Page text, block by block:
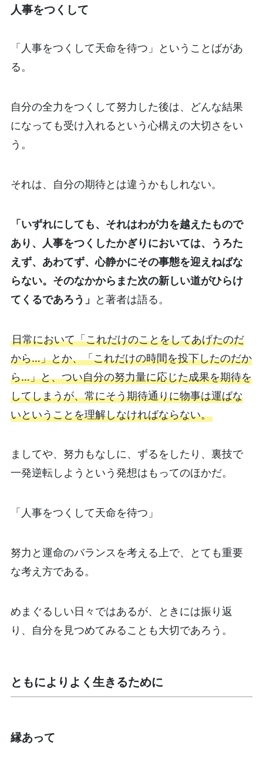
人事をつくして
「人事をつくして天命を待つ」ということばがあ
る。
自分の全力をつくして努力した後は、どんな結果
になっても受け入れるという心構えの大切さをい
う。
それは、自分の期待とは違うかもしれない。
「いずれにしても、それはわが力を越えたもので
あり、人事をつくしたかぎりにおいては、うろた
えず、あわてず、心静かにその事態を迎えねばな
らない。そのなかからまた次の新しい道がひらけ
てくるであろう」
と著者は語る。
日常において「これだけのことをしてあげたのだ
から…」とか、「これだけの時間を投下したのだか
ら…」と、つい自分の努力量に応じた成果を期待を
してしまうが、常にそう期待通りに物事は運ばな
いということを理解しなければならない。
ましてや、努力もなしに、ずるをしたり、裏技で
一発逆転しようという発想はもってのほかだ。
「人事をつくして天命を待つ」
努力と運命のバランスを考える上で、とても重要
な考え方である。
めまぐるしい日々ではあるが、ときには振り返
り、自分を見つめてみることも大切であろう。
ともによりよく生きるために
縁あって